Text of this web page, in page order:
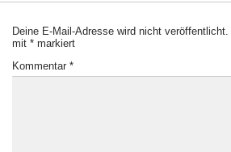
Deine E-Mail-Adresse wird nicht veröffentlicht.
mit * markiert
Kommentar *